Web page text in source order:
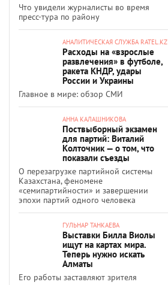
Что увидели журналисты во время
пресс-тура по району
АНАЛИТИЧЕСКАЯ СЛУЖБА RATEL.KZ
Расходы на «взрослые
развлечения» в футболе,
ракета КНДР, удары
России и Украины
Главное в мире: обзор СМИ
АННА КАЛАШНИКОВА
Поствыборный экзамен
для партий: Виталий
Колточник — о том, что
показали съезды
О перезагрузке партийной системы
Казахстана, феномене
«семипартийности» и завершении
эпохи партий одного человека
ГУЛЬНАР ТАНКАЕВА
Выставки Билла Виолы
ищут на картах мира.
Теперь нужно искать
Алматы
Его работы заставляют зрителя